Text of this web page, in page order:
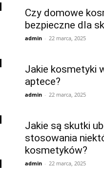
Czy domowe
bezpieczne dla
admin - 22 marca, 2025
Jakie kosmetyki
aptece?
admin - 22 marca, 2025
Jakie są skutki
stosowania
kosmetyków?
admin - 22 marca, 2025